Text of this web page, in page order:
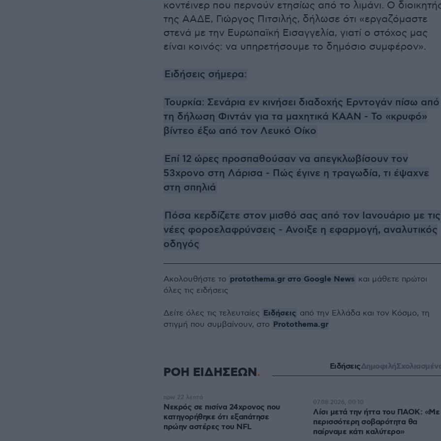
κοντέινερ που περνούν ετησίως από το λιμάνι. Ο
της ΑΑΔΕ, Γιώργος Πιτσιλής, δήλωσε ότι «εργαζόμαστε
στενά με την Ευρωπαϊκή Εισαγγελία, γιατί ο στόχος μας
είναι κοινός: να υπηρετήσουμε το δημόσιο συμφέρον».
Ειδήσεις σήμερα:
Τουρκία: Σενάρια εν κινήσει διαδοχής Ερντογάν πίσω από
τη δήλωση Φιντάν για τα μαχητικά ΚΑΑΝ - Το «κρυφό»
βίντεο έξω από τον Λευκό Οίκο
Επί 12 ώρες προσπαθούσαν να απεγκλωβίσουν τον
53χρονο στη Λάρισα - Πώς έγινε η τραγωδία, τι έψαχνε
στη σπηλιά
Πόσα κερδίζετε στον μισθό σας από τον Ιανουάριο με τις
νέες φοροελαφρύνσεις - Ανοιξε η εφαρμογή, αναλυτικός
οδηγός
Ακολουθήστε το protothema.gr στο Google News και μάθετε πρώτοι
όλες τις ειδήσεις
Δείτε όλες τις τελευταίες Ειδήσεις από την Ελλάδα και τον Κόσμο, τη
στιγμή που συμβαίνουν, στο Protothema.gr
ΡΟΗ ΕΙΔΗΣΕΩΝ ΕιδήσειςΔημοφιλή
Νεκρός σε πισίνα 24χρονος που
κατηγορήθηκε ότι εξαπάτησε
πρώην αστέρες του NFL
πριν 22 λεπτά
Λίσι μετά την ήττα του ΠΑΟΚ: «Με
περισσότερη σοβαρότητα θα
παίρναμε κάτι καλύτερο»
07.08.2026, 00:10